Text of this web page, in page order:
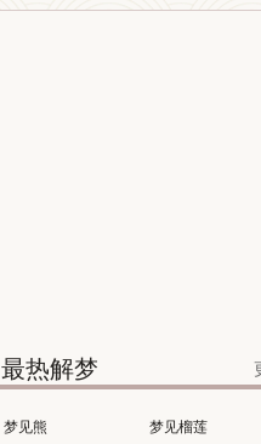
最热解梦
梦见熊
梦见榴莲